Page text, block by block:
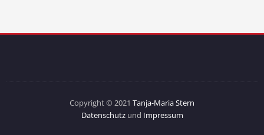
Copyright © 2021 Tanja-Maria Stern
Datenschutzund Impressum